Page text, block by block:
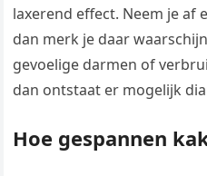
laxerend effect. Neem je af
dan merk je daar
gevoelige darmen of
dan ontstaat er mogelijk
Hoe gespannen